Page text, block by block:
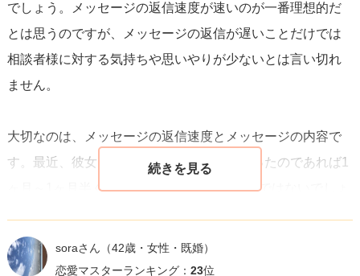
で、相手の感じていることがより明確になるかもしれませ
ん。
最後に、大切なのは
りを心がけることが、お互いの理解を深め、良好な関係を
築く近道です。相手が自分とのメッセージのやり取りに快
適さや幸せを感じるような環境を整えることを意識すると
良いでしょう。
マッチングアプリを通じた出会いは、互いの理解を深める
でしょう。メッセージの返信速度が速いのが一番理想的だ
とは思うのですが、メッセージの返信が遅いことだけでは
相談者様に対する気持ちや思いやりが少ないとは言い切れ
ません。
大切なのは、メッセージの返信速度とメッセージの内容で
す。最近、彼女とのメッセージ交換が始まったのであれば1
ヶ月～1ヶ月半くらいは様子をみてもよいのではないでしょ
soraさん （42歳・女性・既婚）
恋愛マスターランキング： 23位